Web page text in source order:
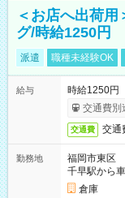
＜お店へ出荷
グ/時給1250円
派遣 職種未経験OK
給与
時給1250円
交通費別
交通費 交通
勤務地
福岡市東区
千早駅から
倉庫